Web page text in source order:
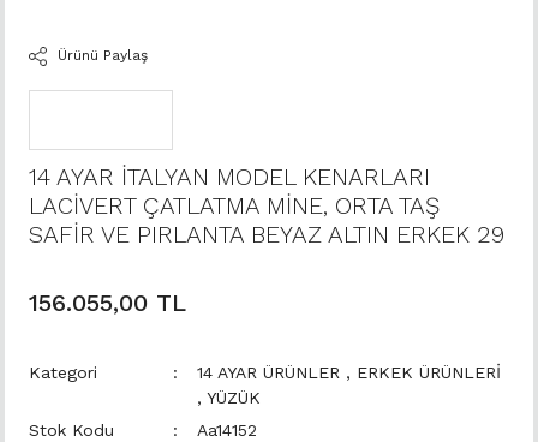
Ürünü Paylaş
14 AYAR İTALYAN MODEL KENARLARI
LACİVERT ÇATLATMA MİNE, ORTA TAŞ
SAFİR VE PIRLANTA BEYAZ ALTIN ERKEK 29
156.055,00 TL
Kategori 14 AYAR ÜRÜNLER , ERKEK ÜRÜNLERİ
, YÜZÜK
Stok Kodu
Aa14152